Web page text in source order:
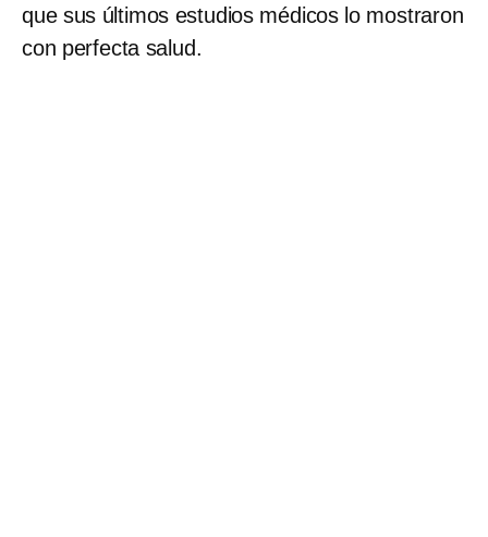
que sus últimos estudios médicos lo mostraron
con perfecta salud.